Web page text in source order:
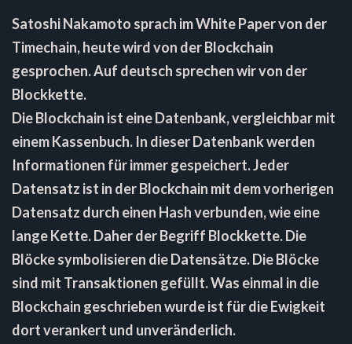
Satoshi Nakamoto sprach im White Paper von der
Timechain, heute wird von der Blockchain
gesprochen. Auf deutsch sprechen wir von der
Blockkette.
Die Blockchain ist eine Datenbank, vergleichbar mit
einem Kassenbuch. In dieser Datenbank werden
Informationen für immer gespeichert. Jeder
Datensatz ist in der Blockchain mit dem vorherigen
Datensatz durch einen Hash verbunden, wie eine
lange Kette. Daher der Begriff Blockkette. Die
Blöcke symbolisieren die Datensätze. Die Blöcke
sind mit Transaktionen gefüllt. Was einmal in die
Blockchain geschrieben wurde ist für die Ewigkeit
dort verankert und unveränderlich.